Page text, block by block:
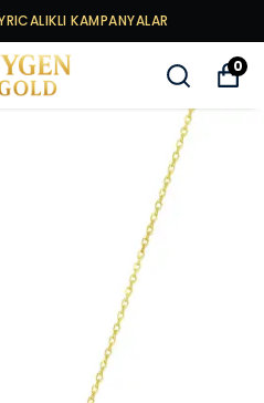
KAMPANYALAR
0